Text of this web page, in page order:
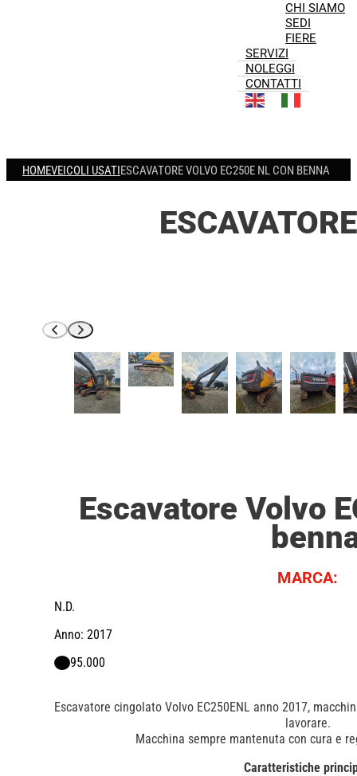
CHI SIAMO
SEDI
FIERE
SERVIZI
NOLEGGI
CONTATTI
HOMEVEICOLI USATIESCAVATORE VOLVO EC250E NL CON BENNA
Escavatore Volvo
MARCA:
N.D.
Anno: 2017
95.000
Escavatore cingolato Volvo EC250ENL anno 2017,
lavorare.
Macchina sempre mantenuta con cura e
Caratteristiche